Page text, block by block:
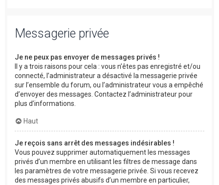
Messagerie privée
Je ne peux pas envoyer de messages privés !
Il y a trois raisons pour cela : vous n’êtes pas enregistré et/ou
connecté, l’administrateur a désactivé la messagerie privée
sur l’ensemble du forum, ou l’administrateur vous a empêché
d’envoyer des messages. Contactez l’administrateur pour
plus d’informations.
Haut
Je reçois sans arrêt des messages indésirables !
Vous pouvez supprimer automatiquement les messages
privés d’un membre en utilisant les filtres de message dans
les paramètres de votre messagerie privée. Si vous recevez
des messages privés abusifs d’un membre en particulier,